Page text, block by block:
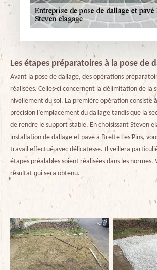
Les étapes préparatoires à la pose de
Avant la pose de dallage, des opérations
réalisées. Celles-ci concernent la délimitation de la
nivellement du sol. La première opération consiste
précision l’emplacement du dallage tandis que la
de rendre le support stable. En choisissant Steven
installation de dallage et pavé à Brette Les Pins,
travail effectué avec délicatesse. Il veillera
étapes préalables soient réalisées dans les normes.
résultat qui sera obtenu.